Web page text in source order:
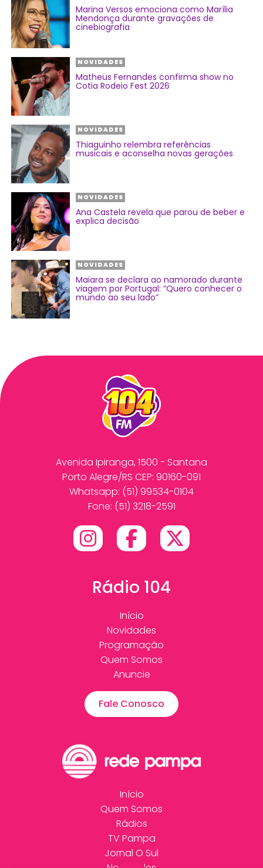
Marina Versos emociona como Marília
Mendonça durante gravações de
cinebiografia
NOVIDADES
Matheus Fernandes confirma show no
Cotia Rodeio Fest 2026
NOVIDADES
Thiaguinho relembra referências
musicais e aconselha novas gerações
NOVIDADES
Ana Castela revela que parou de beber e
explica decisão
NOVIDADES
Maiara se declara ao namorado durante
viagem por Portugal: “Quero conhecer o
mundo ao seu lado”
Avenida Ipiranga, 1500 - Santana
Porto Alegre/RS CEP: 90160-091
Whatsapp: (51) 99534-0104
Fone: (51) 3218-2591
Rádio 104
Início
Novidades
Programação
Quem Somos
Anuncie
Fale Conosco
Início
Quem Somos
Rádios
TV Pampa
Jornal O Sul